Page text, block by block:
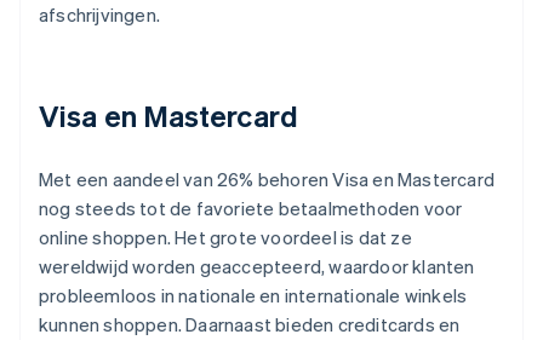
afschrijvingen.
Visa en Mastercard
Met een aandeel van 26% behoren Visa en Mastercard
nog steeds tot de favoriete betaalmethoden voor
online shoppen. Het grote voordeel is dat ze
wereldwijd worden geaccepteerd, waardoor klanten
probleemloos in nationale en internationale winkels
kunnen shoppen. Daarnaast bieden creditcards en